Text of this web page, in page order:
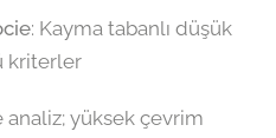
: Kayma tabanlı düşük
kriterler
analiz; yüksek çevrim